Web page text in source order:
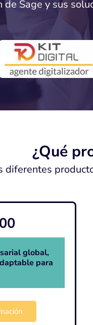
Sage y sus
¿Qué
diferentes
global,
para